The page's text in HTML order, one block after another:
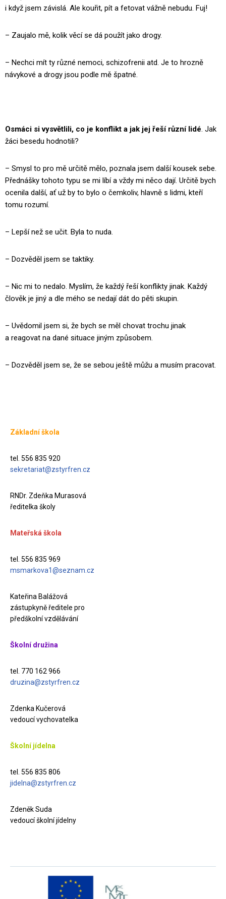
i když jsem závislá. Ale kouřit, pít a fetovat vážně nebudu. Fuj!
– Zaujalo mě, kolik věcí se dá použít jako drogy.
– Nechci mít ty různé nemoci, schizofrenii atd. Je to hrozně
návykové a drogy jsou podle mě špatné.
Osmáci si vysvětlili, co je konflikt a jak jej řeší různí lidé. Jak
žáci besedu hodnotili?
– Smysl to pro mě určitě mělo, poznala jsem další kousek sebe.
Přednášky tohoto typu se mi líbí a vždy mi něco dají. Určitě bych
ocenila další, ať už by to bylo o čemkoliv, hlavně s lidmi, kteří
tomu rozumí.
– Lepší než se učit. Byla to nuda.
– Dozvěděl jsem se taktiky.
– Nic mi to nedalo. Myslím, že každý řeší konflikty jinak. Každý
člověk je jiný a dle mého se nedají dát do pěti skupin.
– Uvědomil jsem si, že bych se měl chovat trochu jinak
a reagovat na dané situace jiným způsobem.
– Dozvěděl jsem se, že se sebou ještě můžu a musím pracovat.
Základní škola
tel. 556 835 920
sekretariat@zstyrfren.cz
RNDr. Zdeňka Murasová
ředitelka školy
Mateřská škola
tel. 556 835 969
msmarkova1@seznam.cz
Kateřina Balážová
zástupkyně ředitele pro
předškolní vzdělávání
Školní družina
tel. 770 162 966
druzina@zstyrfren.cz
Zdenka Kučerová
vedoucí vychovatelka
Školní jídelna
tel. 556 835 806
jidelna@zstyrfren.cz
Zdeněk Suda
vedoucí školní jídelny